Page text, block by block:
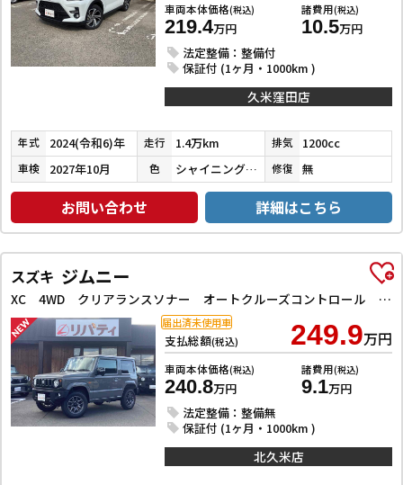
車両本体価格(税込)
219.4万円
諸費用(税込)
10.5万円
法定整備：整備付
保証付 (1ヶ月・1000km )
久米窪田店
年式 2024(令和6)年 走行 1.4万km 排気 1200cc
車検 2027年10月 色 シャイニングホワイトパール／ブラックマイカメタリック 修復 無
お問い合わせ 詳細はこちら
スズキ ジムニー
XC 4WD クリアランスソナー オートクルーズコントロール レーンアシスト 衝突被害軽減システム オートライト ヘッドライトウォッシャー スマートキー アイドリングストップ 電動格納ミラー シートヒーター
支払総額(税込) 249.9万円
車両本体価格(税込)
240.8万円
諸費用(税込)
9.1万円
法定整備：整備無
保証付 (1ヶ月・1000km )
届出済未使用車
北久米店